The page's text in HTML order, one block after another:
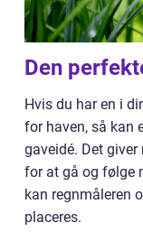
Den
Hvis du har en i
for haven, så kan
gaveidé. Det
for at gå og følge
kan regnmåleren
placeres.